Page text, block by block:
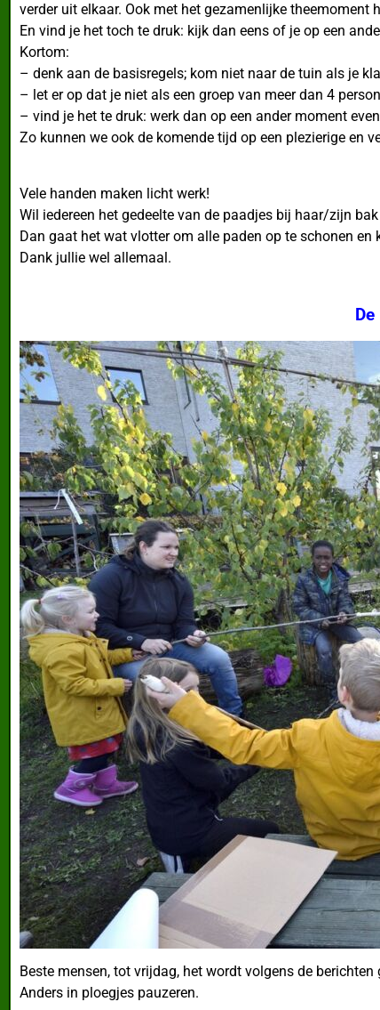
verder uit elkaar. Ook met het gezamenlijke
En vind je het toch te druk: kijk dan eens of je op een
Kortom:
– denk aan de basisregels; kom niet naar de tuin als je
– let er op dat je niet als een groep van meer dan 4
– vind je het te druk: werk dan op een ander moment
Zo kunnen we ook de komende tijd op een plezierige en
Vele handen maken licht werk!
Wil iedereen het gedeelte van de paadjes bij haar/zijn
Dan gaat het wat vlotter om alle paden op te schonen
Dank jullie wel allemaal.
Beste mensen, tot vrijdag, het wordt volgens de
Anders in ploegjes pauzeren.